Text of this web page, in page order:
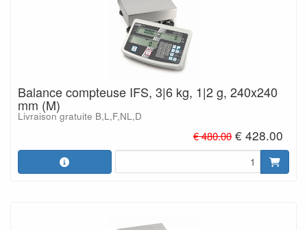
Balance compteuse IFS, 3|6 kg, 1|2 g, 240x240
mm (M)
Livraison gratuite B,L,F,NL,D
€ 480.00 € 428.00